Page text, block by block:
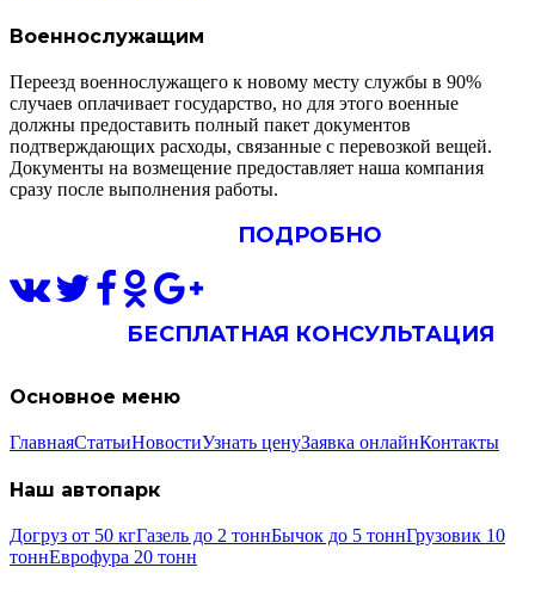
Военнослужащим
Переезд военнослужащего к новому месту службы в 90%
случаев оплачивает государство, но для этого военные
должны предоставить полный пакет документов
подтверждающих расходы, связанные с перевозкой вещей.
Документы на возмещение предоставляет наша компания
сразу после выполнения работы.
ПОДРОБНО
БЕСПЛАТНАЯ КОНСУЛЬТАЦИЯ
Основное меню
ГлавнаяСтатьиНовостиУзнать ценуЗаявка онлайнКонтакты
Наш автопарк
Догруз от 50 кгГазель до 2 тоннБычок до 5 тоннГрузовик 10
тоннЕврофура 20 тонн